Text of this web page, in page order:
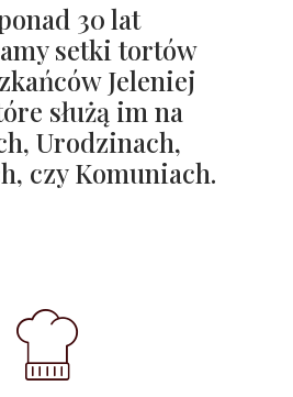
30 lat
setki tortów
Jeleniej
służą im na
Urodzinach,
czy Komuniach.